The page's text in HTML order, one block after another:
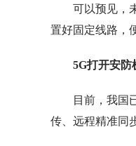
可以预见，
置好固定线路，
5G打开安防
目前，我国
传、远程精准同